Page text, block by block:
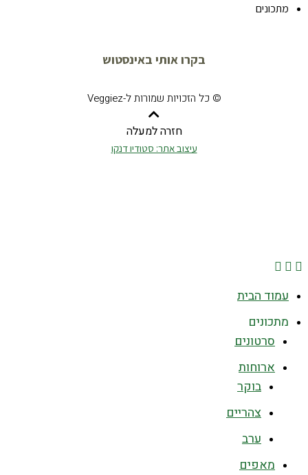
מתכונים
בקרו אותי באינסטוש
© כל הזכויות שמורות ל-Veggiez
חזרה למעלה
עיצוב אתר: סטודיו דנקו
עמוד הבית
מתכונים
סרטונים
ארוחות
בוקר
צהריים
ערב
מאפים